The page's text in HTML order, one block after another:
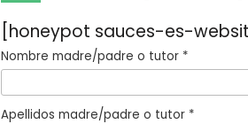
[honeypot sauces-es-
Nombre madre/padre o tutor *
Apellidos madre/padre o tutor *